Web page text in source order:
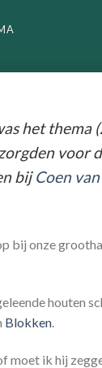
het thema
voor
bijCoen
bij onze
houten
Blokken
moet ik hij